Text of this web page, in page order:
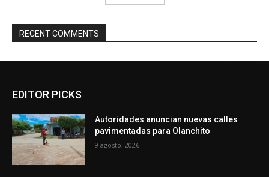
RECENT COMMENTS
EDITOR PICKS
Autoridades anuncian nuevas calles
pavimentadas para Olanchito
9 agosto, 2026